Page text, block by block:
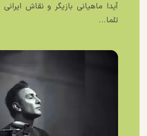
آیدا ماهیانی بازیگر و نقاش
تلما...